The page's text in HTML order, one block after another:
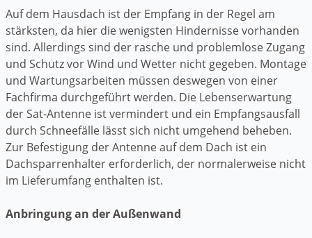
Auf dem Hausdach ist der Empfang in der Regel am
stärksten, da hier die wenigsten Hindernisse vorhanden
sind. Allerdings sind der rasche und problemlose Zugang
und Schutz vor Wind und Wetter nicht gegeben. Montage
und Wartungsarbeiten müssen deswegen von einer
Fachfirma durchgeführt werden. Die Lebenserwartung
der Sat-Antenne ist vermindert und ein Empfangsausfall
durch Schneefälle lässt sich nicht umgehend beheben.
Zur Befestigung der Antenne auf dem Dach ist ein
Dachsparrenhalter erforderlich, der normalerweise nicht
im Lieferumfang enthalten ist.
Anbringung an der Außenwand